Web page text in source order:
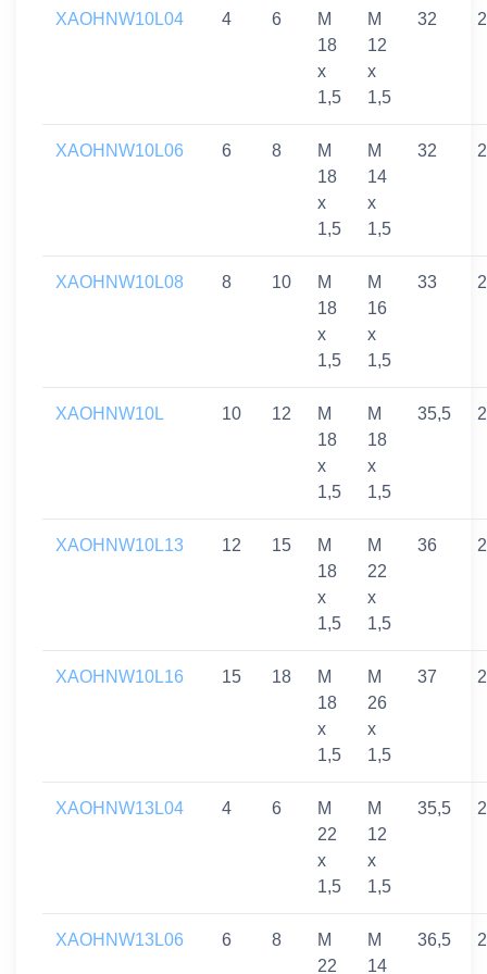
XAOHNW10L04 4 6
M
18
x
1,5
M
12
x
1,5
32
XAOHNW10L06 6 8
M
18
x
1,5
M
14
x
1,5
32
XAOHNW10L08 8 10
M
18
x
1,5
M
16
x
1,5
33
XAOHNW10L 10 12
M
18
x
1,5
M
18
x
1,5
35,5
XAOHNW10L13 12 15
M
18
x
1,5
M
22
x
1,5
36
XAOHNW10L16 15 18
M
18
x
1,5
M
26
x
1,5
37
XAOHNW13L04 4 6
M
22
x
1,5
M
12
x
1,5
35,5
XAOHNW13L06 6 8
M
22
M
14
36,5